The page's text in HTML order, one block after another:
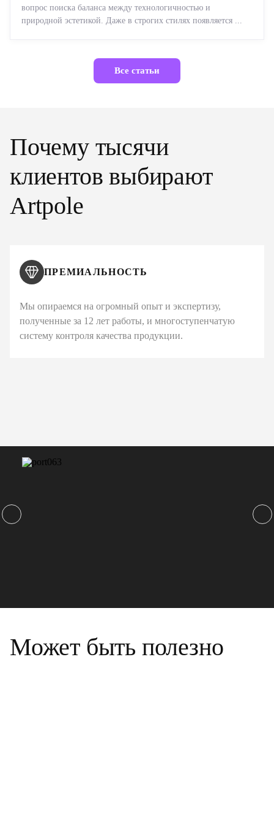
вопрос поиска баланса между технологичностью и
природной эстетикой. Даже в строгих стилях появляется ...
Все статьи
Почему тысячи
клиентов выбирают
Artpole
ПРЕМИАЛЬНОСТЬ
Мы опираемся на огромный опыт и экспертизу,
полученные за 12 лет работы, и многоступенчатую
систему контроля качества продукции.
Может быть полезно